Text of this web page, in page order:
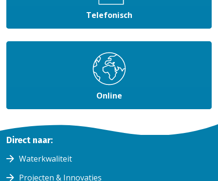
Telefonisch
Online
Home
Zelf
regelen
Direct naar:
Waterkwaliteit
Projecten & Innovaties